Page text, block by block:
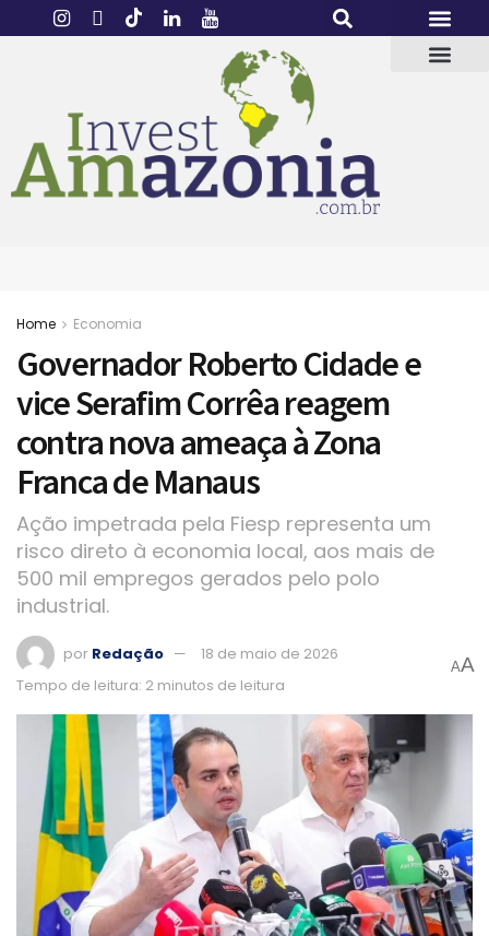
Home Economia
Governador Roberto Cidade e
vice Serafim Corrêa reagem
contra nova ameaça à Zona
Franca de Manaus
Ação impetrada pela Fiesp representa um
risco direto à economia local, aos mais de
500 mil empregos gerados pelo polo
industrial.
por Redação
18 de maio de 2026
Tempo de leitura: 2 minutos de leitura
AA